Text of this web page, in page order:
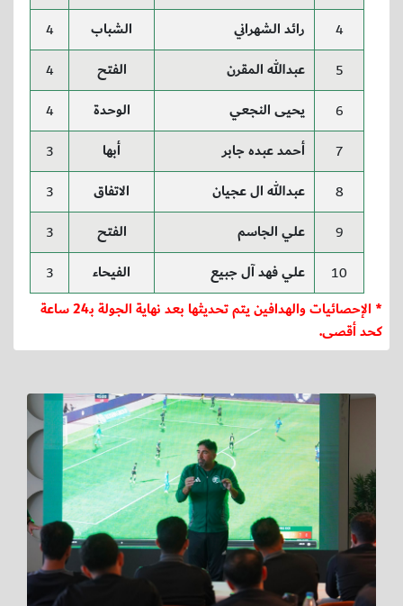
4
رائد الشهراني الشباب
4
5
عبدالله المقرن الفتح
4
6
يحيى النجعي الوحدة
4
7
أحمد عبده جابر أبها
3
8
عبدالله ال عجيان الاتفاق
3
9
علي الجاسم الفتح
3
10
علي فهد آل جبيع الفيحاء 3
* الإحصائيات والهدافين يتم تحديثها بعد نهاية الجولة بـ24 ساعة
كحد أقصى.